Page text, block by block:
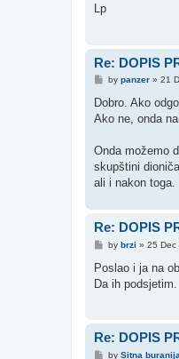
Lp
Re: DOPIS
P
s
by panzer» 21
Dobro. Ako
Ako ne, onda
Onda možemo
skupštini
ali i nakon toga.
Re: DOPIS
P
s
by brzi » 25 Dec
Poslao i ja na
Da ih podsjetim.
Re: DOPIS
Pby Sitna buranija